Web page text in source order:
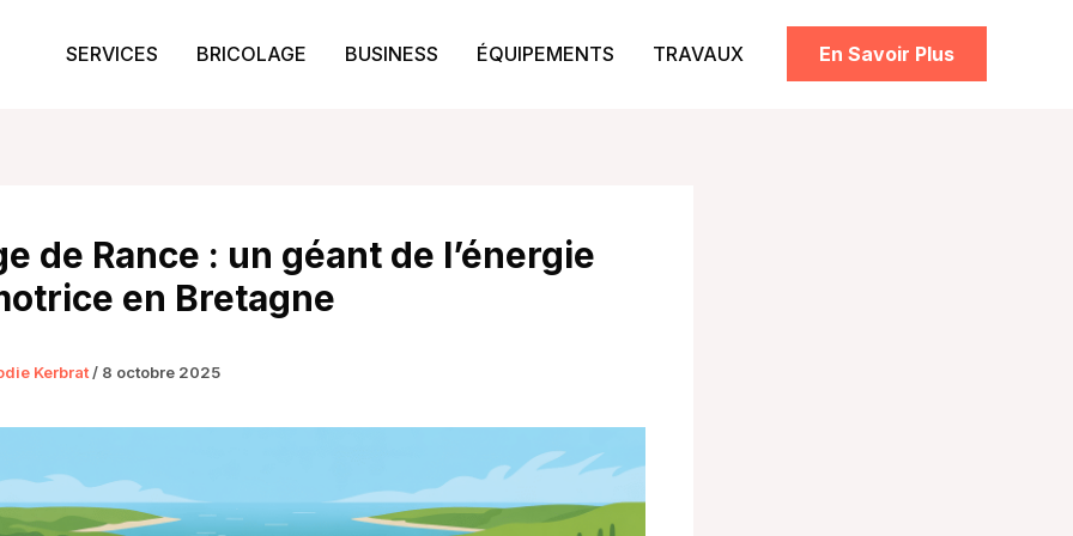
SERVICES BRICOLAGE BUSINESS ÉQUIPEMENTS TRAVAUX En Savoir Plus
de Rance : un géant de l’énergie
en Bretagne
Kerbrat / 8 octobre 2025